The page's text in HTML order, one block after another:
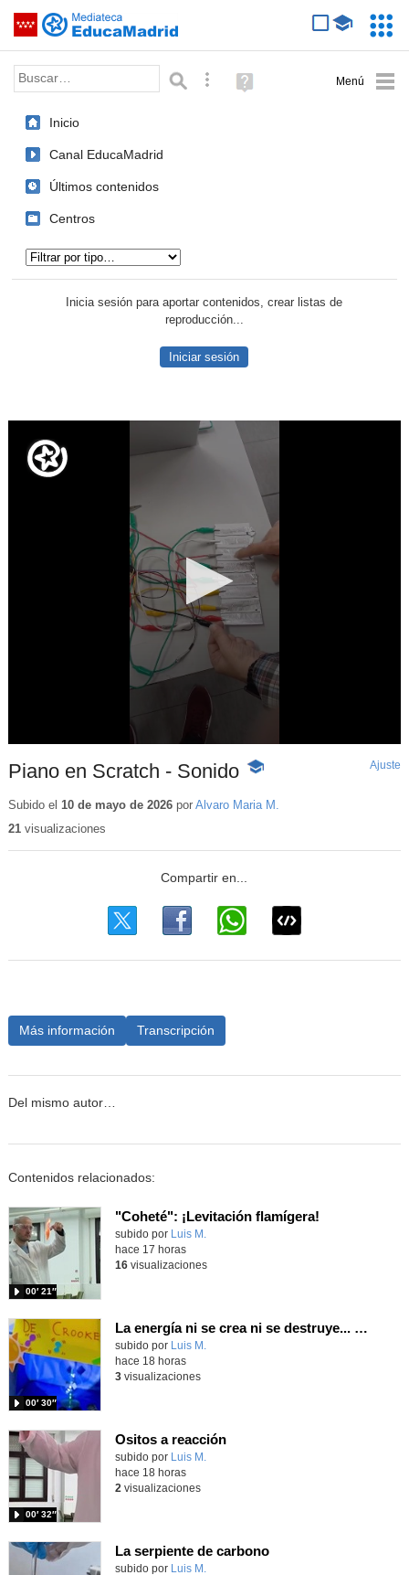
Saltar navegación
Palabra o frase: Búsqueda avanzada
Ayuda
(en
Inicio
Canal EducaMadrid
Últimos contenidos
Centros
Inicia sesión para aportar contenidos, crear listas de
reproducción...
Iniciar sesión
Piano en Scratch - Sonido -
educativo
Ajuste
Subido el 10 de mayo de 2026por Alvaro Maria M.
21visualizaciones
Más información Transcripción
Del mismo autor…
Contenidos relacionados:
"Coheté": ¡Levitación flamígera!
Contenido educativo.
subido por Luis M.
00′ 21″
hace 17 horas
16visualizaciones
La energía ni se crea ni se destruye... ¡se experimenta! El Tierno en la Feria Madrid es Ciencia 2026
Contenido educativo.
subido por Luis M.
00′ 30″
hace 18 horas
3visualizaciones
Ositos a reacción
Contenido educativo.
subido por Luis M.
00′ 32″
hace 18 horas
2 visualizaciones
La serpiente de carbono
Contenido educativo.
subido por Luis M.